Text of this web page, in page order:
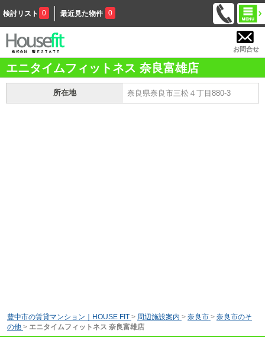
検討リスト 0 最近見た物件 0
お問合せ
エニタイムフィットネス 奈良富雄店
所在地 奈良県奈良市三松４丁目880-3
豊中市の賃貸マンション｜HOUSE FIT > 周辺施設案内 > 奈良市 > 奈良市のそ
の他 > エニタイムフィットネス 奈良富雄店